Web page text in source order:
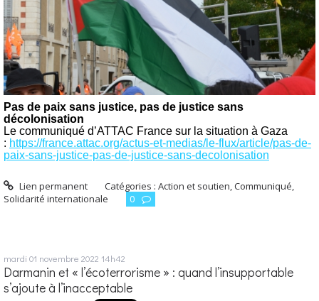
Pas de paix sans justice, pas de justice sans
décolonisation
Le communiqué d’ATTAC France sur la situation à Gaza
: https://france.attac.org/actus-et-medias/le-flux/article/pas-de-
paix-sans-justice-pas-de-justice-sans-decolonisation
Lien permanent Catégories :Action et soutien,Communiqué,
Solidarité internationale
0
mardi 01 novembre 2022 14h42
Darmanin et « l’écoterrorisme » : quand l’insupportable
s’ajoute à l’inacceptable